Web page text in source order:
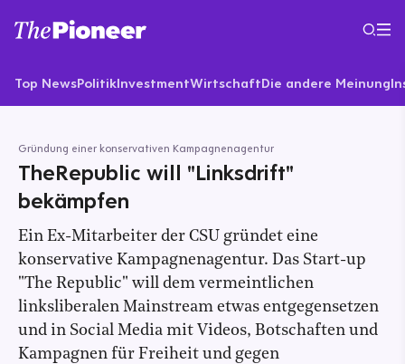
Top NewsPolitikInvestmentWirtschaftDie andere Meinung
Gründung einer konservativen Kampagnenagentur
TheRepublic will "Linksdrift"
bekämpfen
Ein Ex-Mitarbeiter der CSU gründet eine
konservative Kampagnenagentur. Das Start-up
"The Republic" will dem vermeintlichen
linksliberalen Mainstream etwas entgegensetzen
und in Social Media mit Videos, Botschaften und
Kampagnen für Freiheit und gegen